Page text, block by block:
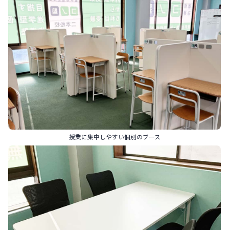
授業に集中しやすい個別のブース